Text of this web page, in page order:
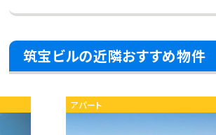
筑宝ビルの近隣おすすめ物件
アパート